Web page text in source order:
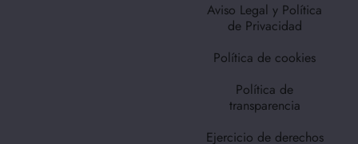
Aviso Legal y Política
de Privacidad
Política de cookies
Política de
transparencia
Ejercicio de derechos